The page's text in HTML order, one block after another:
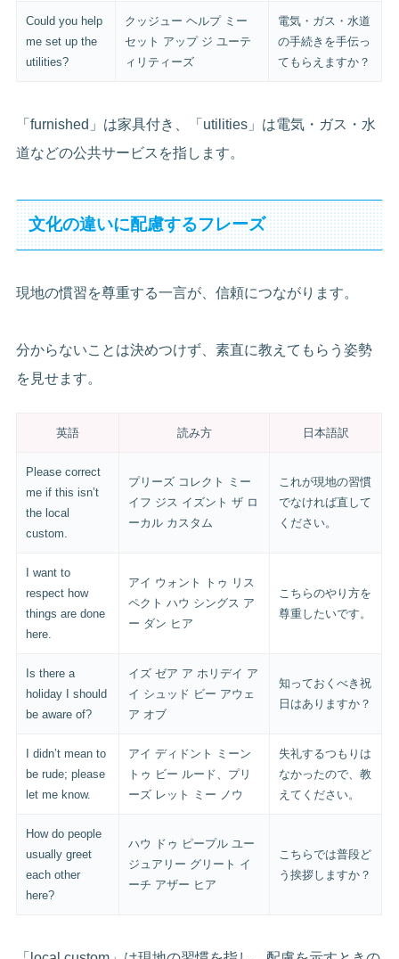
Could you help
me set up the
utilities?
クッジュー ヘルプ ミー
セット アップ ジ ユーテ
ィリティーズ
電気・ガス・水道
の手続きを手伝っ
てもらえますか？
「furnished」は家具付き、「utilities」は電気・ガス・水
道などの公共サービスを指します。
文化の違いに配慮するフレーズ
現地の慣習を尊重する一言が、信頼につながります。
分からないことは決めつけず、素直に教えてもらう姿勢
を見せます。
英語 読み方 日本語訳
Please correct
me if this isn’t
the local
custom.
プリーズ コレクト ミー
イフ ジス イズント ザ ロ
ーカル カスタム
これが現地の習慣
でなければ直して
ください。
I want to
respect how
things are done
here.
アイ ウォント トゥ リス
ペクト ハウ シングス ア
ー ダン ヒア
こちらのやり方を
尊重したいです。
Is there a
holiday I should
be aware of?
イズ ゼア ア ホリデイ ア
イ シュッド ビー アウェ
ア オブ
知っておくべき祝
日はありますか？
I didn’t mean to
be rude; please
let me know.
アイ ディドント ミーン
トゥ ビー ルード、プリ
ーズ レット ミー ノウ
失礼するつもりは
なかったので、教
えてください。
How do people
usually greet
each other
here?
ハウ ドゥ ピープル ユー
ジュアリー グリート イ
ーチ アザー ヒア
こちらでは普段ど
う挨拶しますか？